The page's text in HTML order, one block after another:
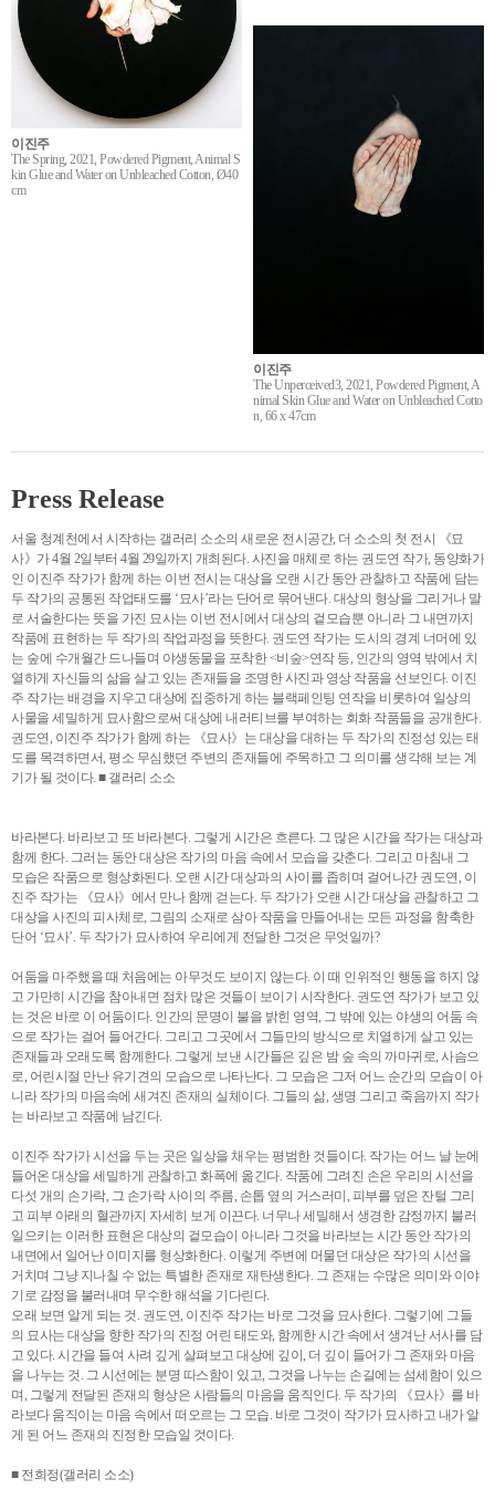
이진주
The Spring, 2021, Powdered Pigment, Animal S
kin Glue and Water on Unbleached Cotton, Ø40
cm
이진주
The Unperceived3, 2021, Powdered Pigment, A
nimal Skin Glue and Water on Unbleached Cotto
n, 66 x 47cm
Press Release
서울 청계천에서 시작하는 갤러리 소소의 새로운 전시공간, 더 소소의 첫 전시 《묘
사》가 4월 2일부터 4월 29일까지 개최된다. 사진을 매체로 하는 권도연 작가, 동양화가
인 이진주 작가가 함께 하는 이번 전시는 대상을 오랜 시간 동안 관찰하고 작품에 담는
두 작가의 공통된 작업태도를 ‘묘사’라는 단어로 묶어낸다. 대상의 형상을 그리거나 말
로 서술한다는 뜻을 가진 묘사는 이번 전시에서 대상의 겉모습뿐 아니라 그 내면까지
작품에 표현하는 두 작가의 작업과정을 뜻한다. 권도연 작가는 도시의 경계 너머에 있
는 숲에 수개월간 드나들며 야생동물을 포착한 <비숲>연작 등, 인간의 영역 밖에서 치
열하게 자신들의 삶을 살고 있는 존재들을 조명한 사진과 영상 작품을 선보인다. 이진
주 작가는 배경을 지우고 대상에 집중하게 하는 블랙페인팅 연작을 비롯하여 일상의
사물을 세밀하게 묘사함으로써 대상에 내러티브를 부여하는 회화 작품들을 공개한다.
권도연, 이진주 작가가 함께 하는 《묘사》는 대상을 대하는 두 작가의 진정성 있는 태
도를 목격하면서, 평소 무심했던 주변의 존재들에 주목하고 그 의미를 생각해 보는 계
기가 될 것이다. ■ 갤러리 소소
바라본다. 바라보고 또 바라본다. 그렇게 시간은 흐른다. 그 많은 시간을 작가는 대상과
함께 한다. 그러는 동안 대상은 작가의 마음 속에서 모습을 갖춘다. 그리고 마침내 그
모습은 작품으로 형상화된다. 오랜 시간 대상과의 사이를 좁히며 걸어나간 권도연, 이
진주 작가는 《묘사》에서 만나 함께 걷는다. 두 작가가 오랜 시간 대상을 관찰하고 그
대상을 사진의 피사체로, 그림의 소재로 삼아 작품을 만들어내는 모든 과정을 함축한
단어 ‘묘사’. 두 작가가 묘사하여 우리에게 전달한 그것은 무엇일까?
어둠을 마주했을 때 처음에는 아무것도 보이지 않는다. 이 때 인위적인 행동을 하지 않
고 가만히 시간을 참아내면 점차 많은 것들이 보이기 시작한다. 권도연 작가가 보고 있
는 것은 바로 이 어둠이다. 인간의 문명이 불을 밝힌 영역, 그 밖에 있는 야생의 어둠 속
으로 작가는 걸어 들어간다. 그리고 그곳에서 그들만의 방식으로 치열하게 살고 있는
존재들과 오래도록 함께한다. 그렇게 보낸 시간들은 깊은 밤 숲 속의 까마귀로, 사슴으
로, 어린시절 만난 유기견의 모습으로 나타난다. 그 모습은 그저 어느 순간의 모습이 아
니라 작가의 마음속에 새겨진 존재의 실체이다. 그들의 삶, 생명 그리고 죽음까지 작가
는 바라보고 작품에 남긴다.
이진주 작가가 시선을 두는 곳은 일상을 채우는 평범한 것들이다. 작가는 어느 날 눈에
들어온 대상을 세밀하게 관찰하고 화폭에 옮긴다. 작품에 그려진 손은 우리의 시선을
다섯 개의 손가락, 그 손가락 사이의 주름, 손톱 옆의 거스러미, 피부를 덮은 잔털 그리
고 피부 아래의 혈관까지 자세히 보게 이끈다. 너무나 세밀해서 생경한 감정까지 불러
일으키는 이러한 표현은 대상의 겉모습이 아니라 그것을 바라보는 시간 동안 작가의
내면에서 일어난 이미지를 형상화한다. 이렇게 주변에 머물던 대상은 작가의 시선을
거치며 그냥 지나칠 수 없는 특별한 존재로 재탄생한다. 그 존재는 수많은 의미와 이야
기로 감정을 불러내며 무수한 해석을 기다린다.
오래 보면 알게 되는 것. 권도연, 이진주 작가는 바로 그것을 묘사한다. 그렇기에 그들
의 묘사는 대상을 향한 작가의 진정 어린 태도와, 함께한 시간 속에서 생겨난 서사를 담
고 있다. 시간을 들여 사려 깊게 살펴보고 대상에 깊이, 더 깊이 들어가 그 존재와 마음
을 나누는 것. 그 시선에는 분명 따스함이 있고, 그것을 나누는 손길에는 섬세함이 있으
며, 그렇게 전달된 존재의 형상은 사람들의 마음을 움직인다. 두 작가의 《묘사》를 바
라보다 움직이는 마음 속에서 떠오르는 그 모습. 바로 그것이 작가가 묘사하고 내가 알
게 된 어느 존재의 진정한 모습일 것이다.
■ 전희정(갤러리 소소)